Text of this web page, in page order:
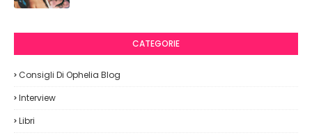
CATEGORIE
Consigli Di Ophelia Blog
Interview
Libri